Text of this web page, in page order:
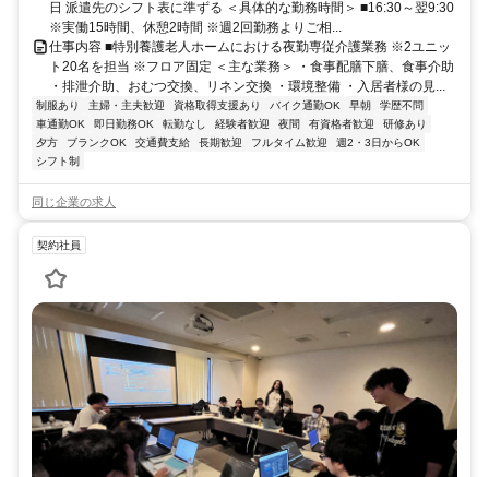
日 派遣先のシフト表に準ずる ＜具体的な勤務時間＞ ■16:30～翌9:30
※実働15時間、休憩2時間 ※週2回勤務よりご相...
仕事内容 ■特別養護老人ホームにおける夜勤専従介護業務 ※2ユニッ
ト20名を担当 ※フロア固定 ＜主な業務＞ ・食事配膳下膳、食事介助
・排泄介助、おむつ交換、リネン交換 ・環境整備 ・入居者様の見...
制服あり 主婦・主夫歓迎 資格取得支援あり バイク通勤OK 早朝
学歴不問
車通勤OK
即日勤務OK 転勤なし 経験者歓迎 夜間 有資格者歓迎
研修あり
夕方
ブランクOK 交通費支給 長期歓迎 フルタイム歓迎
週2・3日からOK
シフト制
同じ企業の求人
契約社員